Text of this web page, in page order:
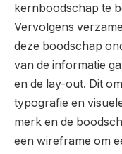
kernboodschap te
Vervolgens
deze boodschap
van de informatie
en de lay-out. Dit
typografie en
merk en de
een wireframe om